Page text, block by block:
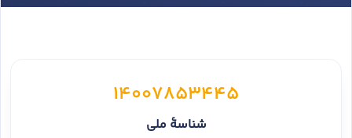
14007853445
شناسهٔ ملی